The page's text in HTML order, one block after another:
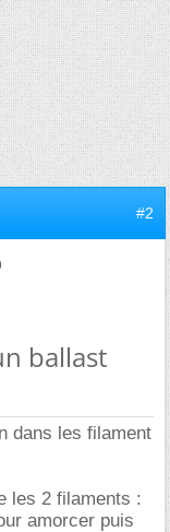
#2
ballast
dans les filament
les 2 filaments :
amorcer puis